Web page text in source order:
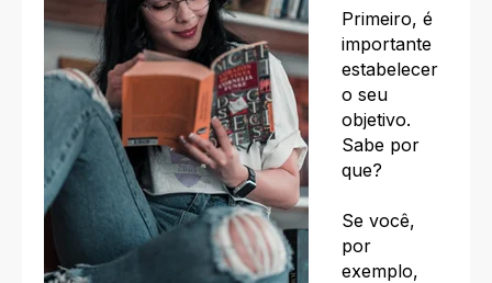
Primeiro, é
importante
estabelecer
o seu
objetivo.
Sabe por
que?
Se você,
por
exemplo,